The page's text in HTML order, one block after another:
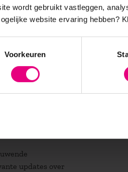
wordt gebruikt vastleggen,
website ervaring hebben?
Voorkeuren
updates over